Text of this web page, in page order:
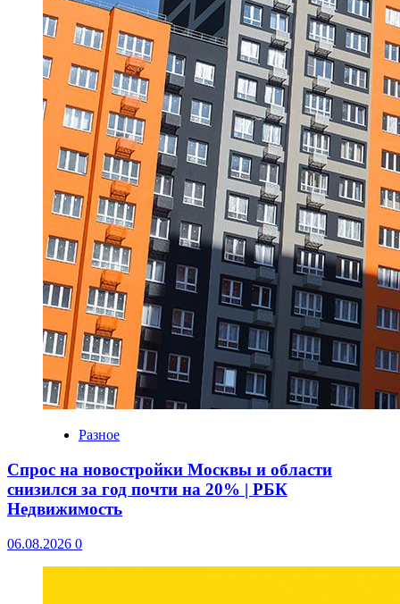
Разное
Спрос на новостройки Москвы и области
снизился за год почти на 20% | РБК
Недвижимость
06.08.2026 0